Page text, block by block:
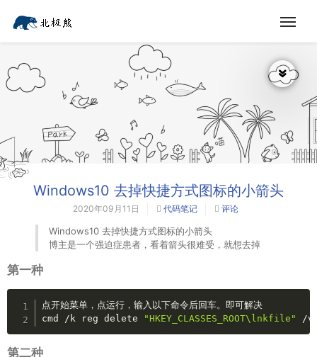
Windows10 去掉快捷方式图标的小箭头
2020年09月11日 代码笔记 评论
Windows10 去掉快捷方式图标的小箭头
博主是一个强迫症患者，看着箭头很难受，就想去掉
第一种
点开始菜单，点运行，输入以下命令后回车。即可解决
cmd
/k reg delete "HKEY_CLASSES_ROOT\lnkfile" /v
第二种